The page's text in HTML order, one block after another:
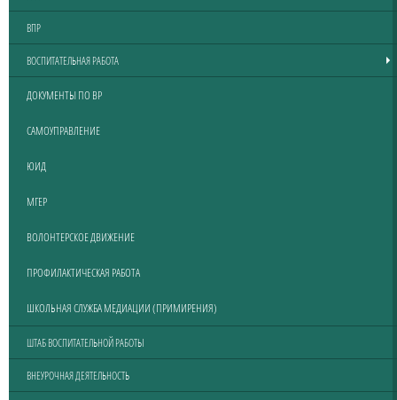
ВПР
ВОСПИТАТЕЛЬНАЯ РАБОТА
ДОКУМЕНТЫ ПО ВР
САМОУПРАВЛЕНИЕ
ЮИД
МГЕР
ВОЛОНТЕРСКОЕ ДВИЖЕНИЕ
ПРОФИЛАКТИЧЕСКАЯ РАБОТА
ШКОЛЬНАЯ СЛУЖБА МЕДИАЦИИ (ПРИМИРЕНИЯ)
ШТАБ ВОСПИТАТЕЛЬНОЙ РАБОТЫ
ВНЕУРОЧНАЯ ДЕЯТЕЛЬНОСТЬ